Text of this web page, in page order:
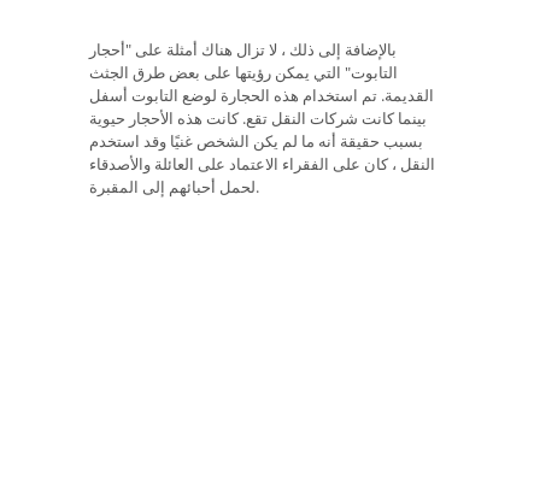
بالإضافة إلى ذلك ، لا تزال هناك أمثلة على "أحجار
التابوت" التي يمكن رؤيتها على بعض طرق الجثث
القديمة. تم استخدام هذه الحجارة لوضع التابوت أسفل
بينما كانت شركات النقل تقع. كانت هذه الأحجار حيوية
بسبب حقيقة أنه ما لم يكن الشخص غنيًا وقد استخدم
النقل ، كان على الفقراء الاعتماد على العائلة والأصدقاء
لحمل أحبائهم إلى المقبرة.